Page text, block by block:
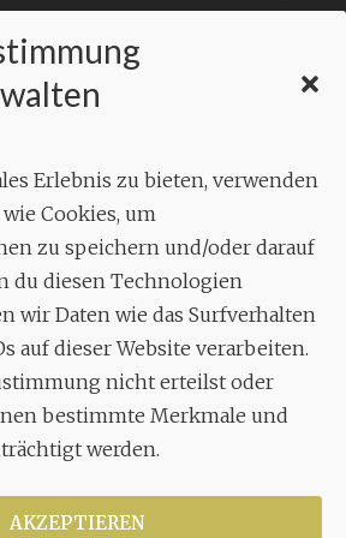
Erlebnis zu bieten, verwenden
Cookies, um
zu speichern und/oder darauf
du diesen Technologien
wir Daten wie das Surfverhalten
auf dieser Website verarbeiten.
nicht erteilst oder
bestimmte Merkmale und
werden.
AKZEPTIEREN
KONTAKT
Geschäftsstelle:
Str. 18
70619 Stuttgart
MUSIK
Leiter:
Trummer
+49 (0)177 / 34 23 57 1
TwitterYouTube